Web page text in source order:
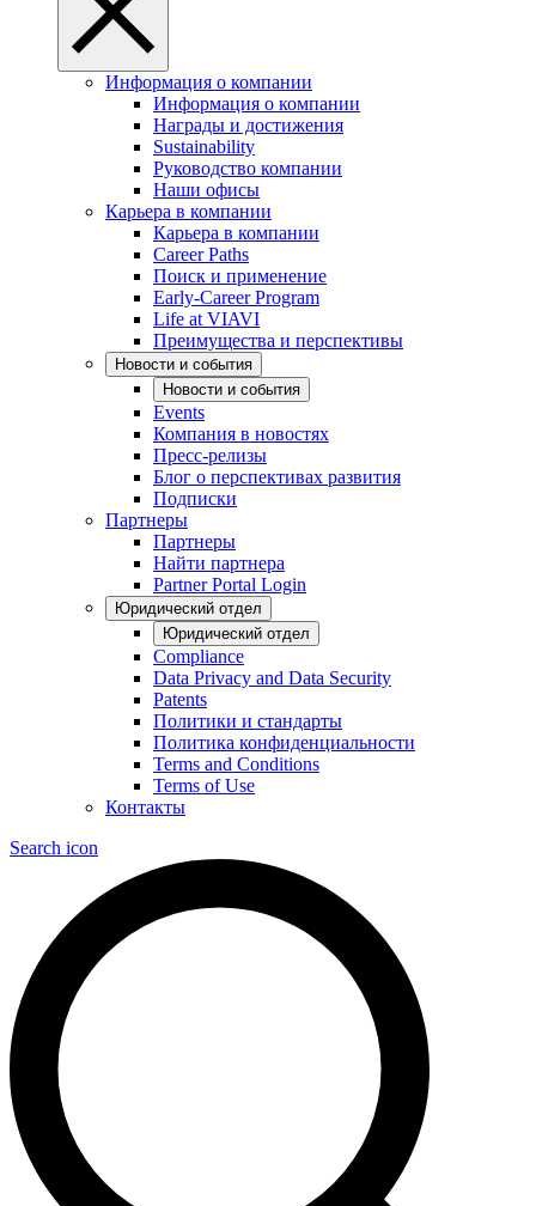
Информация о компании
Информация о компании
Награды и достижения
Sustainability
Руководство компании
Наши офисы
Карьера в компании
Карьера в компании
Career Paths
Поиск и применение
Early-Career Program
Life at VIAVI
Преимущества и перспективы
Новости и события
Новости и события
Events
Компания в новостях
Пресс-релизы
Блог о перспективах развития
Подписки
Партнеры
Партнеры
Найти партнера
Partner Portal Login
Юридический отдел
Юридический отдел
Compliance
Data Privacy and Data Security
Patents
Политики и стандарты
Политика конфиденциальности
Terms and Conditions
Terms of Use
Контакты
Search icon